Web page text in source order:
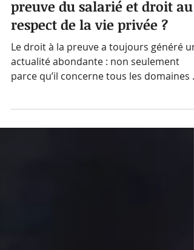
Équilibre entre droit à la
preuve du salarié et droit au
respect de la vie privée ?
Le droit à la preuve a toujours généré
actualité abondante : non seulement
droit, mais...